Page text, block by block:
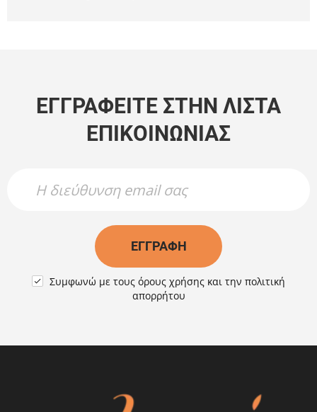
ΕΓΓΡΑΦΕΊΤΕ ΣΤΗΝ ΛΊΣΤΑ
ΕΠΙΚΟΙΝΩΝΊΑΣ
ΕΓΓΡΑΦΉ
 Συμφωνώ με τους όρους χρήσης και την πολιτική
απορρήτου